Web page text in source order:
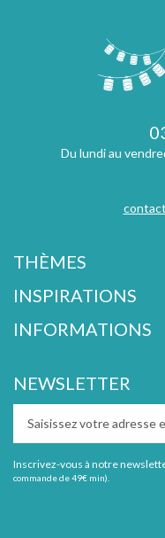
Du lundi au
THÈMES
INSPIRATIONS
INFORMATIONS
NEWSLETTER
Inscrivez-vous à notre
commande de 49€ min).